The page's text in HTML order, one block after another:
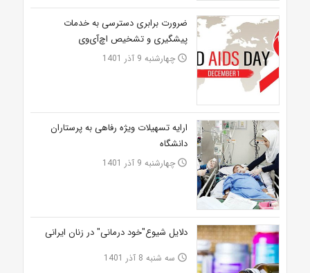
ضرورت برابری دسترسی به خدمات
پیشگیری و تشخیص اچ‌آی‌وی
access_time چهارشنبه 9 آذر 1401
ارایه تسهیلات ویژه رفاهی به پرستاران
دانشگاه
access_time چهارشنبه 9 آذر 1401
دلایل شیوع"خود درمانی" در زنان ایرانی
access_time سه شنبه 8 آذر 1401